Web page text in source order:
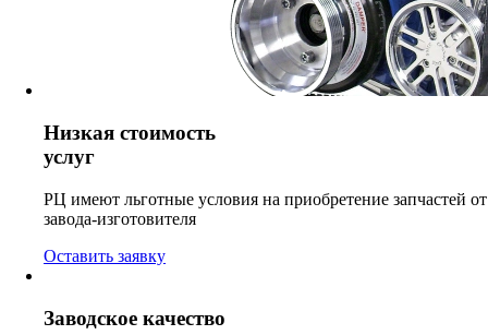
Низкая стоимость
услуг
РЦ имеют льготные условия на приобретение запчастей от
завода-изготовителя
Оставить заявку
Заводское качество